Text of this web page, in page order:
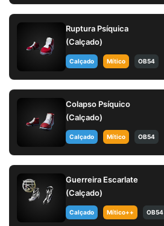
Ruptura Psíquica
(Calçado)
Calçado Mítico OB54
Colapso Psíquico
(Calçado)
Calçado Mítico OB54
Guerreira Escarlate
(Calçado)
Calçado Mítico++ OB54